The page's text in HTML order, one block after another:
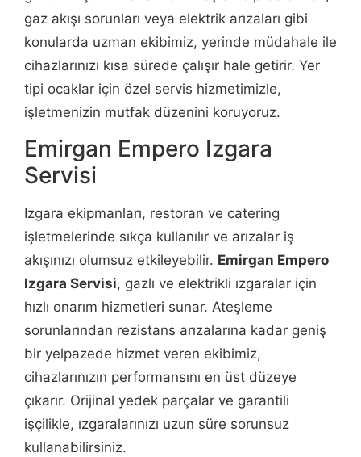
gaz akışı sorunları veya elektrik arızaları gibi
konularda uzman ekibimiz, yerinde müdahale ile
cihazlarınızı kısa sürede çalışır hale getirir. Yer
tipi ocaklar için özel servis hizmetimizle,
işletmenizin mutfak düzenini koruyoruz.
Emirgan Empero Izgara
Servisi
Izgara ekipmanları, restoran ve catering
işletmelerinde sıkça kullanılır ve arızalar iş
akışınızı olumsuz etkileyebilir. Emirgan Empero
Izgara Servisi, gazlı ve elektrikli ızgaralar için
hızlı onarım hizmetleri sunar. Ateşleme
sorunlarından rezistans arızalarına kadar geniş
bir yelpazede hizmet veren ekibimiz,
cihazlarınızın performansını en üst düzeye
çıkarır. Orijinal yedek parçalar ve garantili
işçilikle, ızgaralarınızı uzun süre sorunsuz
kullanabilirsiniz.